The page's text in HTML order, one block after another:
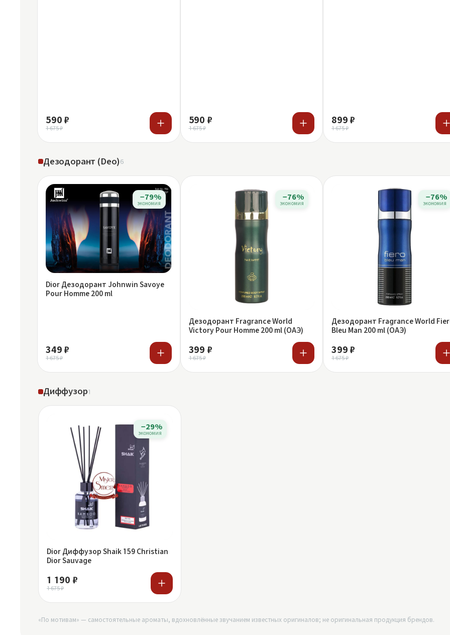
590 ₽
1 675 ₽
590 ₽
1 675 ₽
899 ₽
1 675 ₽
Дезодорант (Deo)6
−79%
экономия
Dior Дезодорант Johnwin Savoye
Pour Homme 200 ml
349 ₽
1 675 ₽
−76%
экономия
Дезодорант Fragrance World
Victory Pour Homme 200 ml (ОАЭ)
399 ₽
1 675 ₽
−76%
экономия
Дезодорант Fragrance World
Bleu Man 200 ml (ОАЭ)
399 ₽
1 675 ₽
Диффузор1
−29%
экономия
Dior Диффузор Shaik 159 Christian
Dior Sauvage
1 190 ₽
1 675 ₽
«По мотивам» — самостоятельные ароматы, вдохновлённые звучанием известных оригиналов; не оригинальная продукция брендов.